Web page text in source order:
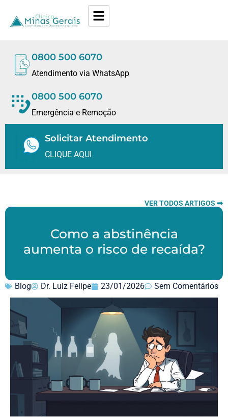
0800 500 6070
Atendimento via WhatsApp
0800 500 6070
Emergência e Remoção
Solicitar Atendimento
CLIQUE AQUI
VER TODOS ARTIGOS ➡
Como a abstinência
aumenta o risco de recaída?
Blog Dr. Luiz Felipe 23/01/2026 Sem Comentários